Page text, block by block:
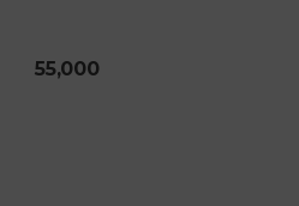
55,000